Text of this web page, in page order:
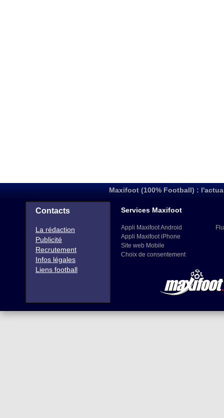
Maxifoot (100% Football) :
Contacts
La rédaction
Publicité
Recrutement
Infos légales
Liens football
Services Maxifoot
Appli Maxifoot Android
Appli Maxifoot iPhone
Site web Mobile
Choix de consentement